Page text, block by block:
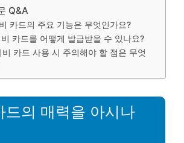
Q&A
카드의 주요 기능은 무엇인가요?
카드를 어떻게 발급받을 수 있나요?
카드 사용 시 주의해야 할 점은 무엇
드의 매력을 아시나